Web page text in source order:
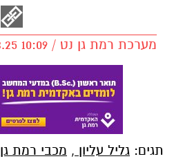
מערכת רמת גן נט / 10:09 24.03.25
תגים: גליל עליון , מכבי רמת גן